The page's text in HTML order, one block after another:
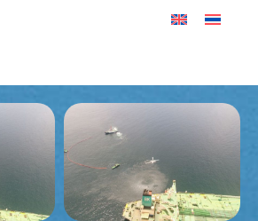
อนระหว่างเรือกับเรือ